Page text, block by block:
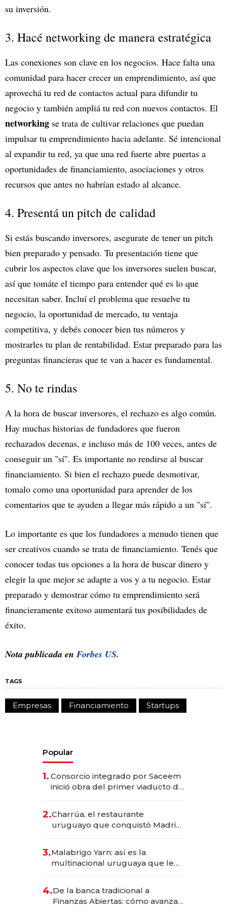
su inversión.
3. Hacé networking de manera estratégica
Las conexiones son clave en los negocios. Hace falta una
comunidad para hacer crecer un emprendimiento, así que
aprovechá tu red de contactos actual para difundir tu
negocio y también ampliá tu red con nuevos contactos. El
networking se trata de cultivar relaciones que puedan
impulsar tu emprendimiento hacia adelante. Sé intencional
al expandir tu red, ya que una red fuerte abre puertas a
oportunidades de financiamiento, asociaciones y otros
recursos que antes no habrían estado al alcance.
4. Presentá un pitch de calidad
Si estás buscando inversores, asegurate de tener un pitch
bien preparado y pensado. Tu presentación tiene que
cubrir los aspectos clave que los inversores suelen buscar,
así que tomáte el tiempo para entender qué es lo que
necesitan saber. Incluí el problema que resuelve tu
negocio, la oportunidad de mercado, tu ventaja
competitiva, y debés conocer bien tus números y
mostrarles tu plan de rentabilidad. Estar preparado para las
preguntas financieras que te van a hacer es fundamental.
5. No te rindas
A la hora de buscar inversores, el rechazo es algo común.
Hay muchas historias de fundadores que fueron
rechazados decenas, e incluso más de 100 veces, antes de
conseguir un "sí". Es importante no rendirse al buscar
financiamiento. Si bien el rechazo puede desmotivar,
tomalo como una oportunidad para aprender de los
comentarios que te ayuden a llegar más rápido a un "sí".
Lo importante es que los fundadores a menudo tienen que
ser creativos cuando se trata de financiamiento. Tenés que
conocer todas tus opciones a la hora de buscar dinero y
elegir la que mejor se adapte a vos y a tu negocio. Estar
preparado y demostrar cómo tu emprendimiento será
financieramente exitoso aumentará tus posibilidades de
éxito.
Nota publicada enForbes US.
TAGS
Empresas Financiamiento Startups
Popular
1. Consorcio integrado por Saceem
inició obra del primer viaducto de
millones
2.Charrúa, el restaurante
uruguayo que conquistó Madrid:
anticipación y prepara apertura
3.Malabrigo Yarn: así es la
multinacional uruguaya que le
4.De la banca tradicional a
Finanzas Abiertas: cómo avanza